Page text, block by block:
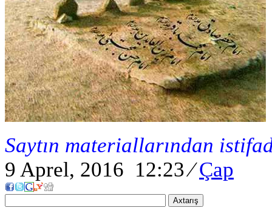
Saytın materiallarından
9 Aprel, 2016 12:23⁄ Çap
Axtarış